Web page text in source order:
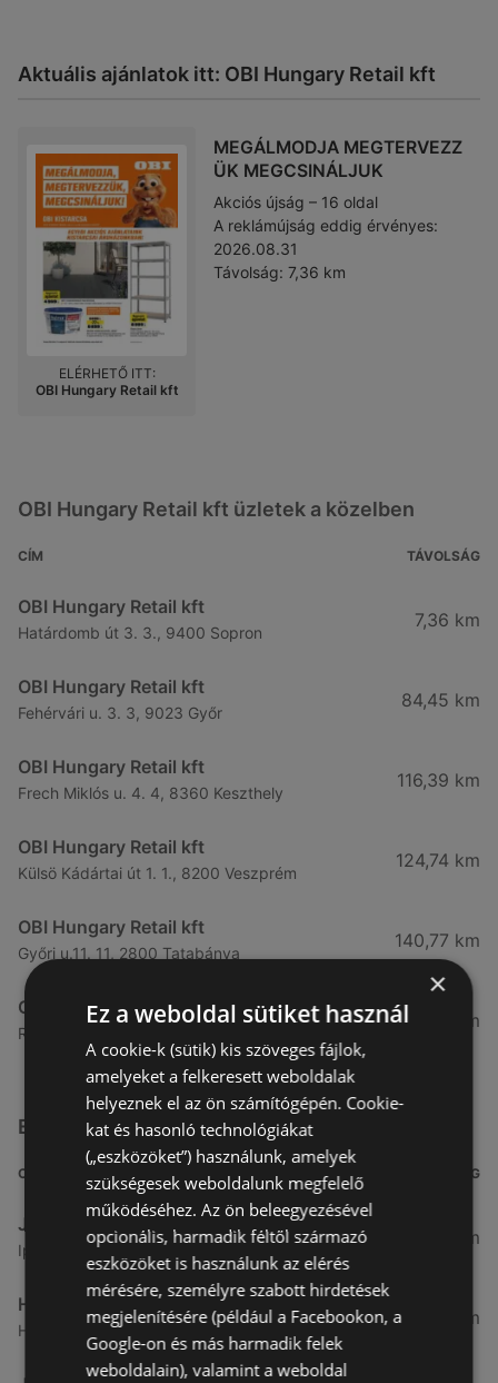
Aktuális ajánlatok itt: OBI Hungary Retail kft
MEGÁLMODJA MEGTERVEZZ
ÜK MEGCSINÁLJUK
Akciós újság – 16 oldal
A reklámújság eddig érvényes:
2026.08.31
Távolság: 7,36 km
ELÉRHETŐ ITT:
OBI Hungary Retail kft
OBI Hungary Retail kft üzletek a közelben
CÍM TÁVOLSÁG
OBI Hungary Retail kft
Határdomb út 3. 3., 9400 Sopron
7,36 km
OBI Hungary Retail kft
Fehérvári u. 3. 3, 9023 Győr
84,45 km
OBI Hungary Retail kft
Frech Miklós u. 4. 4, 8360 Keszthely
116,39 km
OBI Hungary Retail kft
Külsö Kádártai út 1. 1., 8200 Veszprém
124,74 km
OBI Hungary Retail kft
Győri u.11. 11, 2800 Tatabánya
140,77 km
OBI Hungary Retail kft
Récsei utca 30. 30., 8800 Nagykanizsa
141,4 km
Egyéb Barkács és kertészet üzletek a közelben
CÍM TÁVOLSÁG
JYSK
Ipar krt. 31, 9400 Sopron
7,04 km
HORNBACH
Haidäcker-Park 5, 7000 Eisenstadt
15,05 km
×
Ez a weboldal sütiket használ
A cookie-k (sütik) kis szöveges fájlok,
amelyeket a felkeresett weboldalak
helyeznek el az ön számítógépén. Cookie-
kat és hasonló technológiákat
(„eszközöket”) használunk, amelyek
szükségesek weboldalunk megfelelő
működéséhez. Az ön beleegyezésével
opcionális, harmadik féltől származó
eszközöket is használunk az elérés
mérésére, személyre szabott hirdetések
megjelenítésére (például a Facebookon, a
Google-on és más harmadik felek
weboldalain), valamint a weboldal